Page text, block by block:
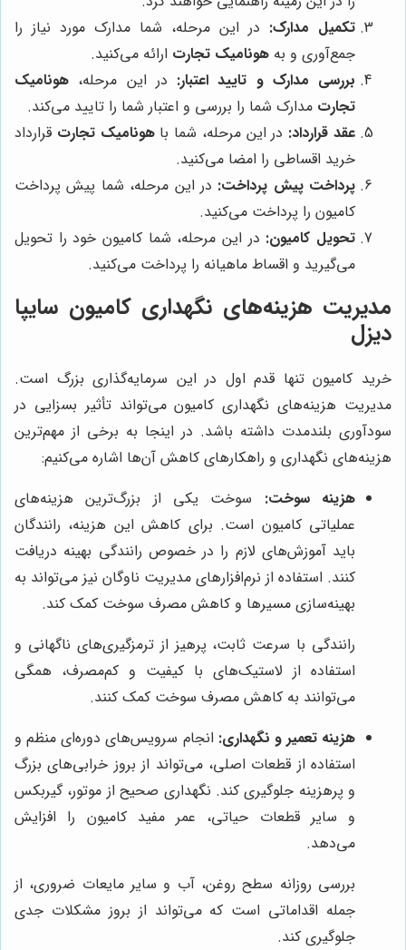
تکمیل مدارک: در این مرحله، شما مدارک مورد نیاز را
جمع‌آوری و به هونامیک تجارت ارائه می‌کنید.
بررسی مدارک و تایید اعتبار: در این مرحله، هونامیک
تجارت مدارک شما را بررسی و اعتبار شما را تایید می‌کند.
عقد قرارداد: در این مرحله، شما باهونامیک تجارت قرارداد
خرید اقساطی را امضا می‌کنید.
پرداخت پیش پرداخت: در این مرحله، شما پیش پرداخت
کامیون را پرداخت می‌کنید.
تحویل کامیون: در این مرحله، شما کامیون خود را تحویل
می‌گیرید و اقساط ماهیانه را پرداخت می‌کنید.
مدیریت هزینه‌های نگهداری کامیون سایپا
دیزل
خرید کامیون تنها قدم اول در این سرمایه‌گذاری بزرگ است.
مدیریت هزینه‌های نگهداری کامیون می‌تواند تأثیر بسزایی در
سودآوری بلندمدت داشته باشد. در اینجا به برخی از مهم‌ترین
هزینه‌های نگهداری و راهکارهای کاهش آن‌ها اشاره می‌کنیم:
هزینه سوخت: سوخت یکی از بزرگ‌ترین هزینه‌های
عملیاتی کامیون است. برای کاهش این هزینه، رانندگان
باید آموزش‌های لازم را در خصوص رانندگی بهینه دریافت
کنند. استفاده از نرم‌افزارهای مدیریت ناوگان نیز می‌تواند به
بهینه‌سازی مسیرها و کاهش مصرف سوخت کمک کند.
رانندگی با سرعت ثابت، پرهیز از ترمزگیری‌های ناگهانی و
استفاده از لاستیک‌های با کیفیت و کم‌مصرف، همگی
می‌توانند به کاهش مصرف سوخت کمک کنند.
هزینه تعمیر و نگهداری: انجام سرویس‌های دوره‌ای منظم و
استفاده از قطعات اصلی، می‌تواند از بروز خرابی‌های بزرگ
و پرهزینه جلوگیری کند. نگهداری صحیح از موتور، گیربکس
و سایر قطعات حیاتی، عمر مفید کامیون را افزایش
می‌دهد.
بررسی روزانه سطح روغن، آب و سایر مایعات ضروری، از
جمله اقداماتی است که می‌تواند از بروز مشکلات جدی
جلوگیری کند.